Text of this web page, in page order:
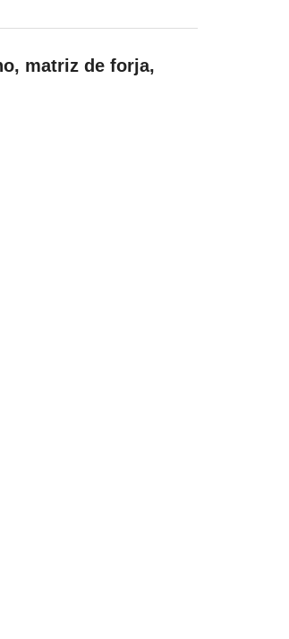
matriz de forja,